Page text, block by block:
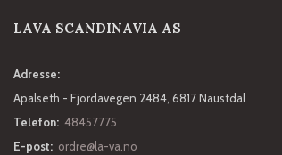
LAVA SCANDINAVIA AS
Adresse:
Apalseth - Fjordavegen 2484, 6817 Naustdal
Telefon: 48457775
E-post: ordre@la-va.no